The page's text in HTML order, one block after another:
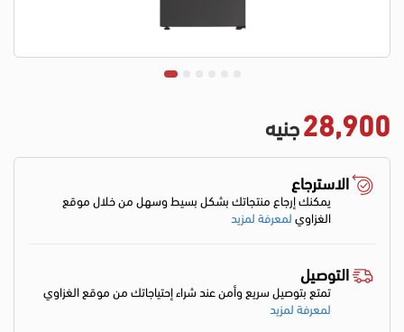
28,900جنيه
الاسترجاع
يمكنك إرجاع منتجاتك بشكل بسيط وسهل من خلال موقع
الغزاويلمعرفة لمزيد
التوصيل
تمتع بتوصيل سريع وأمن عند شراء إحتياجاتك من موقع الغزاوي
لمعرفة لمزيد